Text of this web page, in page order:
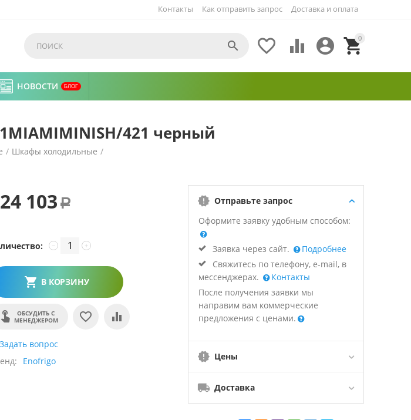
Как отправить запрос Доставка и оплата
Контакты
0


 

НОВОСТИ БЛОГ
421 черный
/ Шкафы холодильные /
103 Р
+
−
В КОРЗИНУ
ОБСУДИТЬ С
МЕНЕДЖЕРОМ
вопрос
Enofrigo
Отправьте запрос
Оформите заявку удобным способом:
Заявка через сайт.
Подробнее
Свяжитесь по телефону, e-mail, в
мессенджерах.
Контакты
После получения заявки мы
направим вам коммерческие
предложения с ценами.
Цены
Доставка